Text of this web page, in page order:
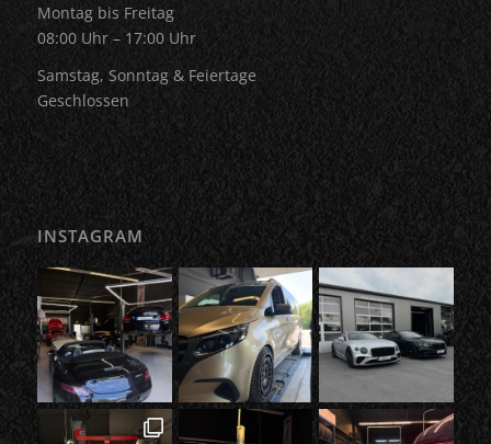
Montag bis Freitag
08:00 Uhr – 17:00 Uhr
Samstag, Sonntag & Feiertage
Geschlossen
INSTAGRAM